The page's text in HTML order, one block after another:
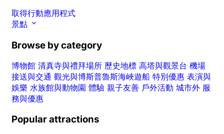
取得行動應用程式
景點
Browse by category
博物館 清真寺與禮拜場所 歷史地標 高塔與觀景台 機場
接送與交通 觀光與博斯普魯斯海峽遊船 特別優惠 表演與
娛樂 水族館與動物園 體驗 親子友善 戶外活動 城市外 服
務與優惠
Popular attractions